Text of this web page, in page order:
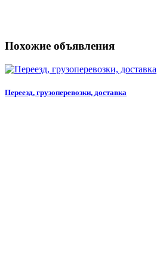
Похожие объявления
Переезд, грузоперевозки, доставка